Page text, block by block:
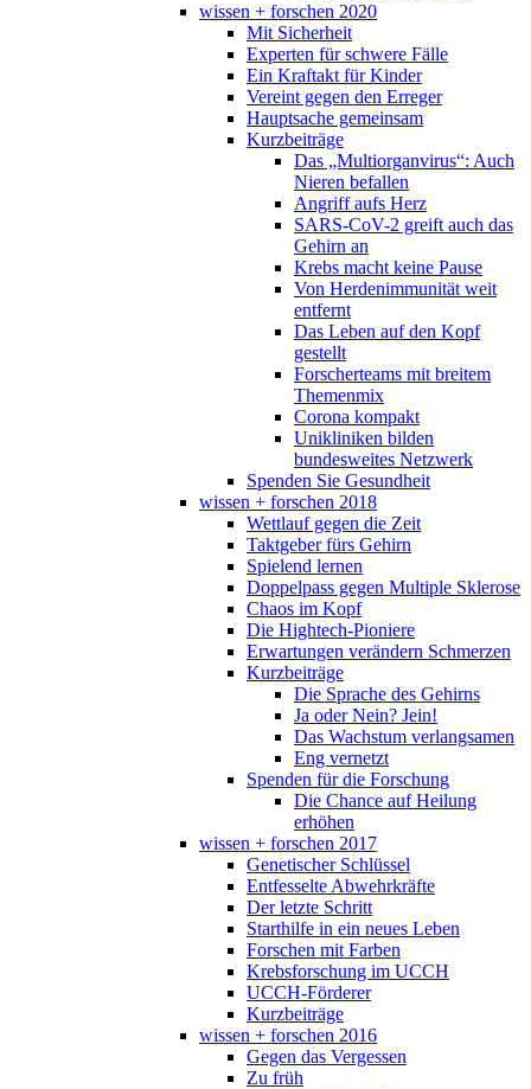
wissen + forschen 2020
Mit Sicherheit
Experten für schwere Fälle
Ein Kraftakt für Kinder
Vereint gegen den Erreger
Hauptsache gemeinsam
Kurzbeiträge
Das „Multiorganvirus“: Auch
Nieren befallen
Angriff aufs Herz
SARS-CoV-2 greift auch das
Gehirn an
Krebs macht keine Pause
Von Herdenimmunität weit
entfernt
Das Leben auf den Kopf
gestellt
Forscherteams mit breitem
Themenmix
Corona kompakt
Unikliniken bilden
bundesweites Netzwerk
Spenden Sie Gesundheit
wissen + forschen 2018
Wettlauf gegen die Zeit
Taktgeber fürs Gehirn
Spielend lernen
Doppelpass gegen Multiple Sklerose
Chaos im Kopf
Die Hightech-Pioniere
Erwartungen verändern Schmerzen
Kurzbeiträge
Die Sprache des Gehirns
Ja oder Nein? Jein!
Das Wachstum verlangsamen
Eng vernetzt
Spenden für die Forschung
Die Chance auf Heilung
erhöhen
wissen + forschen 2017
Genetischer Schlüssel
Entfesselte Abwehrkräfte
Der letzte Schritt
Starthilfe in ein neues Leben
Forschen mit Farben
Krebsforschung im UCCH
UCCH-Förderer
Kurzbeiträge
wissen + forschen 2016
Gegen das Vergessen
Zu früh